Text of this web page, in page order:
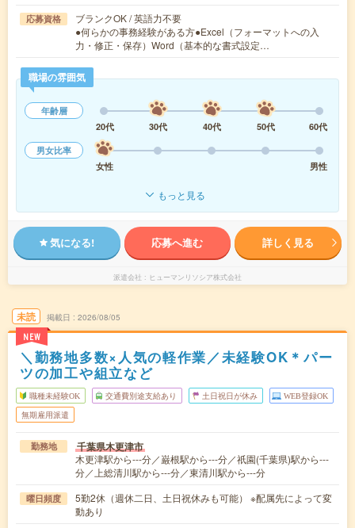
応募資格
ブランクOK / 英語力不要
●何らかの事務経験がある方●Excel（フォーマットへの入
力・修正・保存）Word（基本的な書式設定…
職場の雰囲気
年齢層
20代
30代 40代 50代
60代
男女比率
女性
男性
もっと見る
気になる! 応募へ進む 詳しく見る
派遣会社 ヒューマンリソシア株式会社
未読
NEW
掲載日 2026/08/05
＼勤務地多数×人気の軽作業／未経験OK＊パー
ツの加工や組立など
職種未経験OK 交通費別途支給あり 土日祝日が休み WEB登録OK
無期雇用派遣
勤務地 千葉県木更津市
木更津駅から---分／巌根駅から---分／祇園(千葉県)駅から---
分／上総清川駅から---分／東清川駅から---分
曜日頻度
5勤2休（週休二日、土日祝休みも可能） ※配属先によって変
動あり